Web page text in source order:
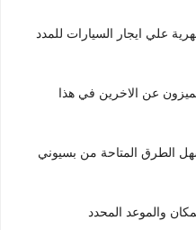
علي ايجار السيارات للمدد
عن الاخرين في هذا
الطرق المتاحة من بسيوني
والموعد المحدد